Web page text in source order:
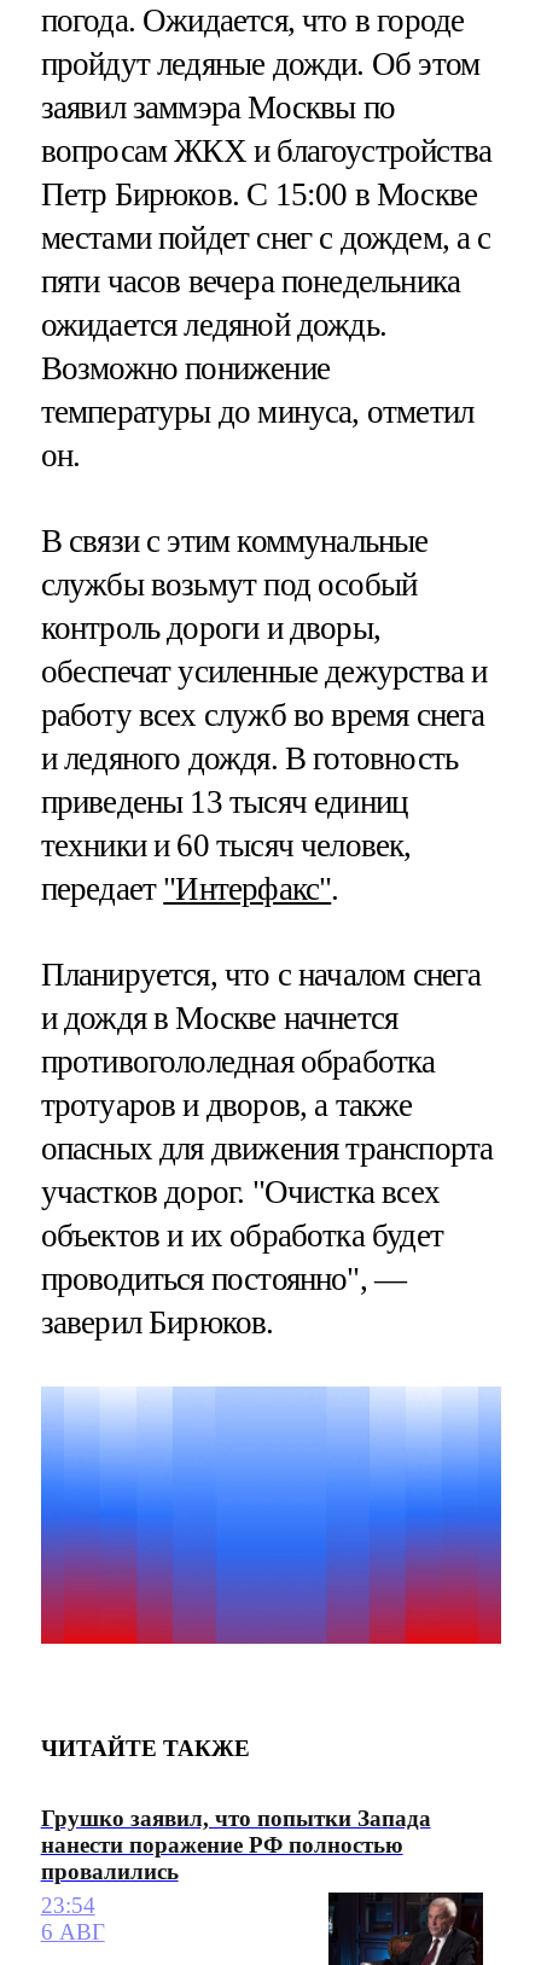
погода. Ожидается, что в городе
пройдут ледяные дожди. Об этом
заявил заммэра Москвы по
вопросам ЖКХ и благоустройства
Петр Бирюков. С 15:00 в Москве
местами пойдет снег с дождем, а с
пяти часов вечера понедельника
ожидается ледяной дождь.
Возможно понижение
температуры до минуса, отметил
он.
В связи с этим коммунальные
службы возьмут под особый
контроль дороги и дворы,
обеспечат усиленные дежурства и
работу всех служб во время снега
и ледяного дождя. В готовность
приведены 13 тысяч единиц
техники и 60 тысяч человек,
передает "Интерфакс".
Планируется, что с началом снега
и дождя в Москве начнется
противогололедная обработка
тротуаров и дворов, а также
опасных для движения транспорта
участков дорог. "Очистка всех
объектов и их обработка будет
проводиться постоянно", —
заверил Бирюков.
ЧИТАЙТЕ ТАКЖЕ
Грушко заявил, что попытки Запада
нанести поражение РФ полностью
провалились
23:54
6 АВГ